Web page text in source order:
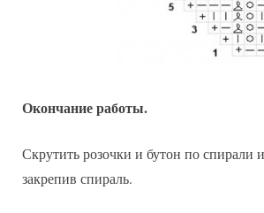
Окончание работы.
Скрутить розочки и бутон по спирали
закрепив спираль.